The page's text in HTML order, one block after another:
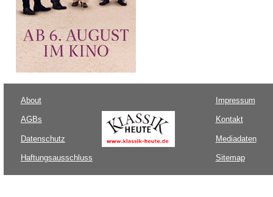
About
AGBs
Datenschutz
Haftungsausschluss
Impressum
Kontakt
Mediadaten
Sitemap